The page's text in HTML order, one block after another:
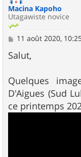
Macina Kapoho
Utagawiste novice
M
s
s
g
e
11 août 2020,
Salut,
Quelques
D'Aigues (Sud
ce printemps